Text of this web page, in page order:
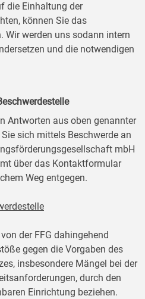
die Einhaltung der
können Sie das
Wir werden uns sodann intern
und die notwendigen
Antworten aus oben genannter
sich mittels Beschwerde an
mbH
über das Kontaktformular
Weg entgegen.
der FFG dahingehend
gegen die Vorgaben des
insbesondere Mängel bei der
durch den
Einrichtung beziehen.